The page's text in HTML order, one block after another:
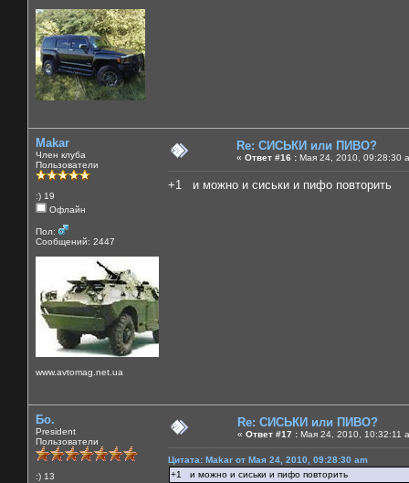
Makar
Член клуба
Пользователи
:) 19
Офлайн
Пол:
Сообщений: 2447
www.avtomag.net.ua
Re: СИСЬКИ или ПИВО?
« Ответ #16 : Мая 24, 2010, 09:28:30
+1 и можно и сиськи и пифо повторить
Бо.
President
Пользователи
:) 13
Re: СИСЬКИ или ПИВО?
« Ответ #17 : Мая 24, 2010, 10:32:11
Цитата: Makar от Мая 24, 2010, 09:28:30 am
+1 и можно и сиськи и пифо повторить